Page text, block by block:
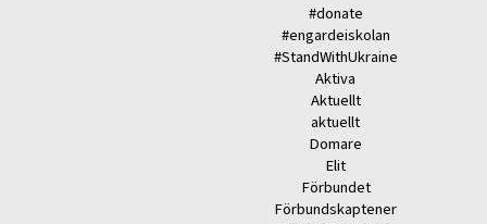
#donate
#engardeiskolan
#StandWithUkraine
Aktiva
Aktuellt
aktuellt
Domare
Elit
Förbundet
Förbundskaptener